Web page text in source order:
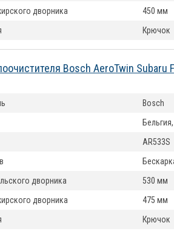
дворника
450 мм
Крючок
Bosch AeroTwin
Bosch
AR533S
дворника
530 мм
дворника
475 мм
Крючок